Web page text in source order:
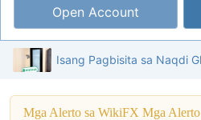
7
8
9
8
9
Open Account
Mga Alerto sa WikiFX Mga Alerto